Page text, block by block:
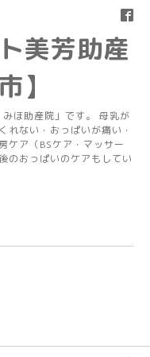
美芳助産
】
ほ助産院」です。 母乳が
れない・おっぱいが痛い・
ケア（BSケア・マッサー
のおっぱいのケアもしてい